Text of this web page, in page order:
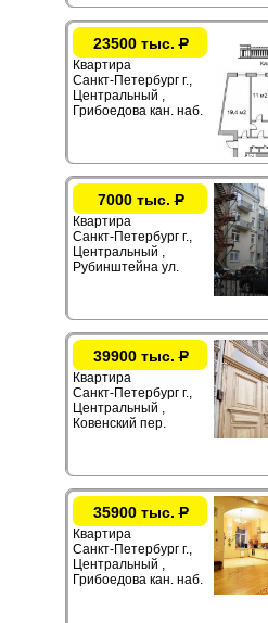
23500 тыс.Р
Квартира
Санкт-Петербург г.,
Центральный ,
Грибоедова кан. наб.
7000 тыс.Р
Квартира
Санкт-Петербург г.,
Центральный ,
Рубинштейна ул.
39900 тыс.Р
Квартира
Санкт-Петербург г.,
Центральный ,
Ковенский пер.
35900 тыс.Р
Квартира
Санкт-Петербург г.,
Центральный ,
Грибоедова кан. наб.